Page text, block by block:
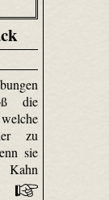
die
zu
sie
Kahn